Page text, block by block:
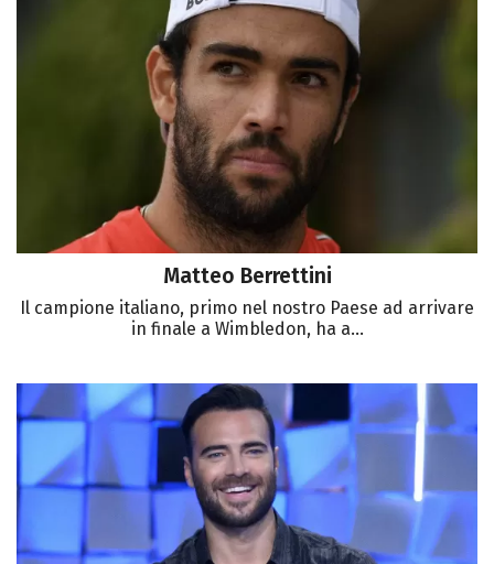
Matteo Berrettini
Il campione italiano, primo nel nostro Paese ad arrivare
in finale a Wimbledon, ha a...